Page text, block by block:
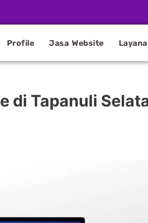
Profile Jasa Website
di Tapanuli